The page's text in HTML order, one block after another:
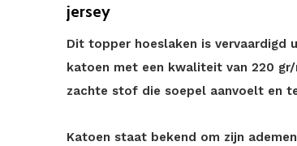
jersey
Dit topper hoeslaken is vervaardigd
katoen met een kwaliteit van 220
zachte stof die soepel aanvoelt en
Katoen staat bekend om zijn